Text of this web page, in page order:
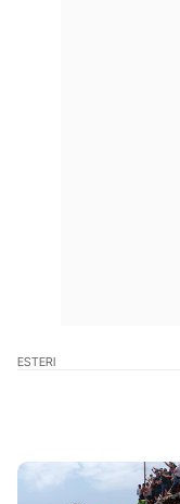
ESTERI